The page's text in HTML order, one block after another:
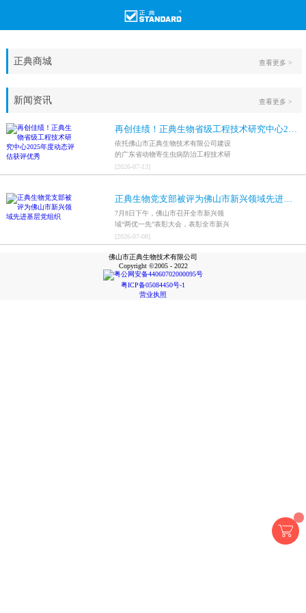
正典商城 查看更多 >
新闻资讯
再创佳绩！正典生物省级工程技术研究中心2025年度动态评估获评优秀
依托佛山市正典生物技术有限公司建设
的广东省动物寄生虫病防治工程技术研
究中心，在全省参评科研平台中综合表
现突出，成功获评最高评价等级“优
[2026-07-13]
正典生物党支部被评为佛山市新兴领域先进基层党组织
7月8日下午，佛山市召开全市新兴领
域“两优一先”表彰大会，表彰全市新兴
领域优秀共产党员、优秀党务工作者和
先进基层党组织，中共佛山市正典生物
技术有限公司支部委员会被评为佛山市
新兴领域先进基层党组织。
[2026-07-08]
查看更多 >
佛山市正典生物技术有限公司
Copyright ©2005 - 2022
粤公网安备44060702000095号
粤ICP备05084450号-1
营业执照